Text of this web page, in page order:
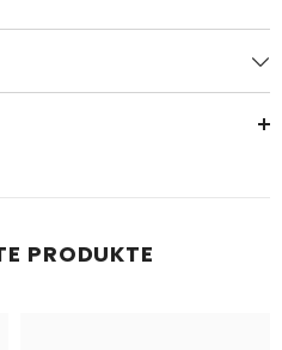
PRODUKTE